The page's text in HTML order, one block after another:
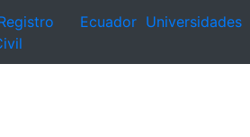
Ecuador Universidades